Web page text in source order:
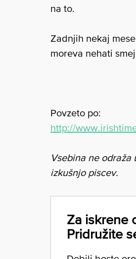
na to.
Zadnjih nekaj
moreva nehati
Povzeto po:
http://
Vsebina ne
izkušnjo piscev.
Za iskrene
Pridružite